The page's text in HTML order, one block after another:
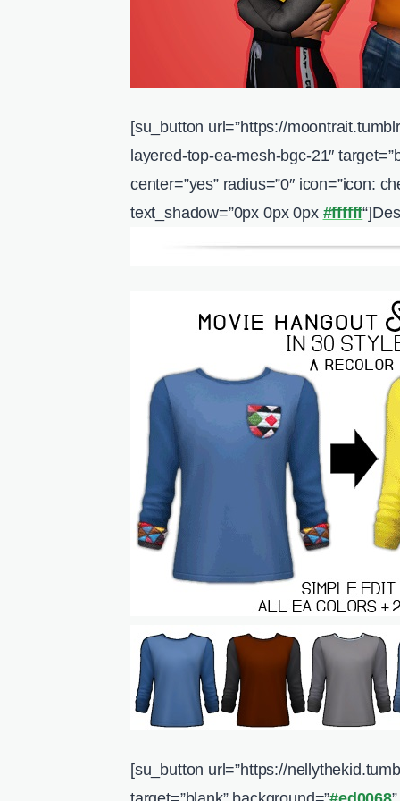
[su_button url=”https://
layered-top-ea-mesh-bgc-21″
center=”yes” radius=”0″ icon=”icon:
text_shadow=”0px 0px 0px #ffffff
[su_button url=”https://